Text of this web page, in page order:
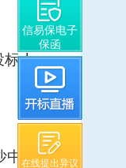
信易保电子
保函
在线提出异议
标人
中学